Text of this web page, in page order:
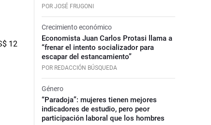
POR JOSÉ FRUGONI
Crecimiento económico
Economista Juan Carlos Protasi llama a
“frenar el intento socializador para
escapar del estancamiento”
POR REDACCIÓN BÚSQUEDA
Género
“Paradoja”: mujeres tienen mejores
indicadores de estudio, pero peor
participación laboral que los hombres